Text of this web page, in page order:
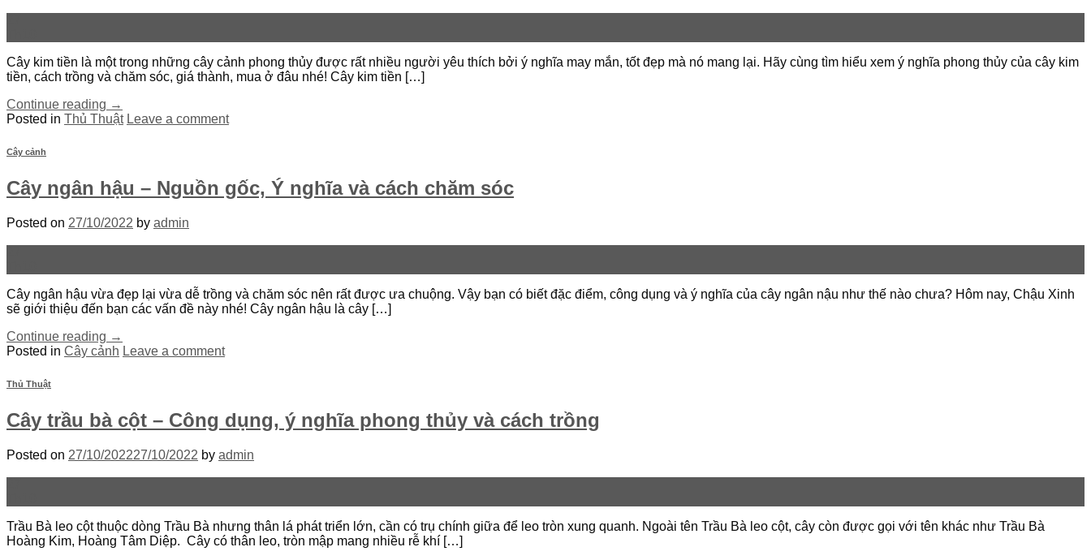
Cây kim tiền là một trong những cây cảnh phong thủy được rất nhiều người yêu thích bởi ý nghĩa may mắn, tốt đẹp mà nó mang lại. Hãy cùng tìm hiểu xem ý nghĩa phong thủy của cây kim
tiền, cách trồng và chăm sóc, giá thành, mua ở đâu nhé! Cây kim tiền […]
Continue reading →
Posted in Thủ Thuật Leave a comment
Cây cảnh
Cây ngân hậu – Nguồn gốc, Ý nghĩa và cách chăm sóc
Posted on 27/10/2022 by admin
Cây ngân hậu vừa đẹp lại vừa dễ trồng và chăm sóc nên rất được ưa chuộng. Vậy bạn có biết đặc điểm, công dụng và ý nghĩa của cây ngân nậu như thế nào chưa? Hôm nay, Chậu Xinh
sẽ giới thiệu đến bạn các vấn đề này nhé! Cây ngân hậu là cây […]
Continue reading →
Posted in Cây cảnh Leave a comment
Thủ Thuật
Cây trầu bà cột – Công dụng, ý nghĩa phong thủy và cách trồng
Posted on 27/10/202227/10/2022 by admin
Trầu Bà leo cột thuộc dòng Trầu Bà nhưng thân lá phát triển lớn, cần có trụ chính giữa để leo tròn xung quanh. Ngoài tên Trầu Bà leo cột, cây còn được gọi với tên khác như Trầu Bà
Hoàng Kim, Hoàng Tâm Diệp. Cây có thân leo, tròn mập mang nhiều rễ khí […]